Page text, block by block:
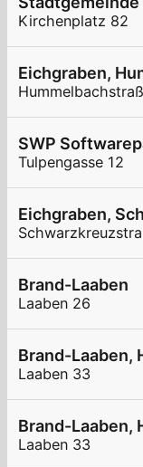
Kirchenplatz 82
Eichgraben,
SWP
Tulpengasse 12
Eichgraben,
Brand-Laaben
Laaben 26
Brand-Laaben,
Laaben 33
Brand-Laaben,
Laaben 33